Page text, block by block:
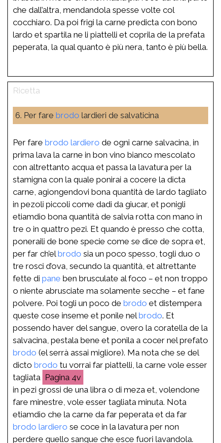
che dall’altra, mendandola spesse volte col
cocchiaro. Da poi frigi la carne predicta con bono
lardo et spartila ne li piattelli et coprila de la prefata
peperata, la qual quanto è più nera, tanto è più bella.
6. Per fare brodo lardieri de salvaticina
Per fare brodo lardiero de ogni carne salvacina, in
prima lava la carne in bon vino bianco mescolato
con altrettanto acqua et passa la lavatura per la
stamigna con la quale ponirai a cocere la dicta
carne, agiongendovi bona quantità de lardo tagliato
in pezoli piccoli come dadi da giucar, et ponigli
etiamdio bona quantità de salvia rotta con mano in
tre o in quattro pezi. Et quando è presso che cotta,
poneraili de bone specie come se dice de sopra et,
per far ch’elbrodo sia un poco spesso, togli duo o
tre rosci d’ova, secundo la quantità, et altrettante
fette di pane ben brusculate al foco – et non troppo
o niente abrusciate ma solamente secche – et fane
polvere. Poi togli un poco de brodo et distempera
queste cose inseme et ponile nelbrodo. Et
possendo haver del sangue, overo la coratella de la
salvacina, pestala bene et ponila a cocer nel prefato
brodo (el serrà assai migliore). Ma nota che se del
dicto brodo tu vorrai far piattelli, la carne vole esser
tagliata
4v
in pezi grossi de una libra o di meza et, volendone
fare minestre, vole esser tagliata minuta. Nota
etiamdio che la carne da far peperata et da far
brodo lardiero se coce in la lavatura per non
perdere quello sangue che esce fuori lavandola.